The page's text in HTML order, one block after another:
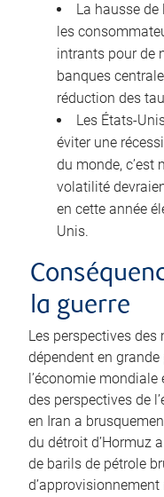
La hausse
les
intrants pour de
banques
réduction des
Les États-
éviter une
du monde, c’est
volatilité
en cette année
Unis.
la guerre
Les perspectives
dépendent en
l’économie
des perspectives de
en Iran a
du détroit d’Hormuz
de barils de pétrole